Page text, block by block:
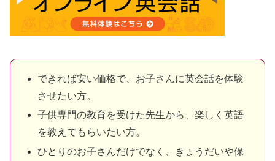
できれば安い価格で、お子さんに英会話を体験
させたい方。
子供専門の教育を受けた先生から、楽しく英語
を教えてもらいたい方。
ひとりのお子さんだけでなく、きょうだいや保